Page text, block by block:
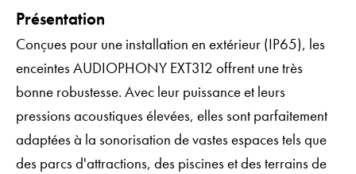
Présentation
Conçues pour une installation en extérieur (IP65), les
enceintes AUDIOPHONY EXT312 offrent une très
bonne robustesse. Avec leur puissance et leurs
pressions acoustiques élevées, elles sont parfaitement
adaptées à la sonorisation de vastes espaces tels que
des parcs d'attractions, des piscines et des terrains de